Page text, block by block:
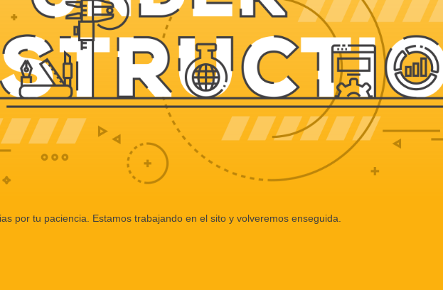
por tu paciencia. Estamos trabajando en el sito y volveremos enseguida.